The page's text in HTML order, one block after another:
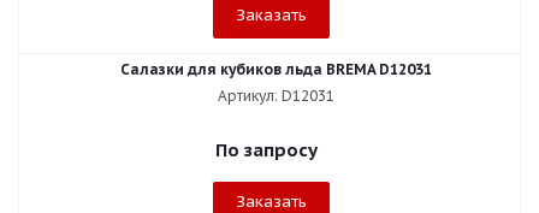
Заказать
Салазки для кубиков льда BREMA D12031
Артикул: D12031
По запросу
Заказать